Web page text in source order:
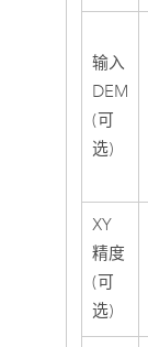
输入
DEM
(可
选)
XY
精度
(可
选)